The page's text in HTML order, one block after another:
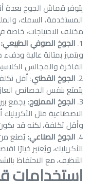
يتوفر قماش الجوخ بعدة
المستخدمة، السمك،
مختلف الاحتياجات، خاصة
الجوخ الصوفي الطبيعي:
ويتميز بمتانة عالية
الفاخرة والمجالس
الجوخ القطني: أقل
يتمتع بنفس الخصائص
الجوخ الممزوج: يجمع
الاصطناعية مثل
وأقل تكلفة، لكنه قد
الجوخ الصناعي:يُصنع
الأكريليك، ويُعتبر خيارًا
التنظيف، مع الاحتفاظ
استخدامات